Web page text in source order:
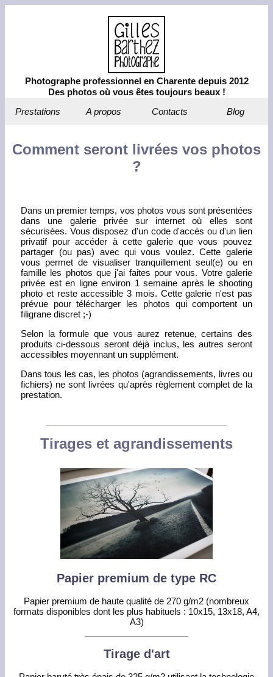
Photographe professionnel en Charente depuis 2012
Des photos où vous êtes toujours beaux !
Prestations
A propos Contacts Blog
Comment seront livrées vos photos
?
Dans un premier temps, vos photos vous sont présentées
dans une galerie privée sur internet où elles sont
sécurisées. Vous disposez d'un code d'accès ou d'un lien
privatif pour accéder à cette galerie que vous pouvez
partager (ou pas) avec qui vous voulez. Cette galerie
vous permet de visualiser tranquillement seul(e) ou en
famille les photos que j'ai faites pour vous. Votre galerie
privée est en ligne environ 1 semaine après le shooting
photo et reste accessible 3 mois. Cette galerie n'est pas
prévue pour télécharger les photos qui comportent un
filigrane discret ;-)
Selon la formule que vous aurez retenue, certains des
produits ci-dessous seront déjà inclus, les autres seront
accessibles moyennant un supplément.
Dans tous les cas, les photos (agrandissements, livres ou
fichiers) ne sont livrées qu'après règlement complet de la
prestation.
Tirages et agrandissements
Papier premium de type RC
Papier premium de haute qualité de 270 g/m2 (nombreux
formats disponibles dont les plus habituels : 10x15, 13x18, A4,
A3)
Tirage d'art